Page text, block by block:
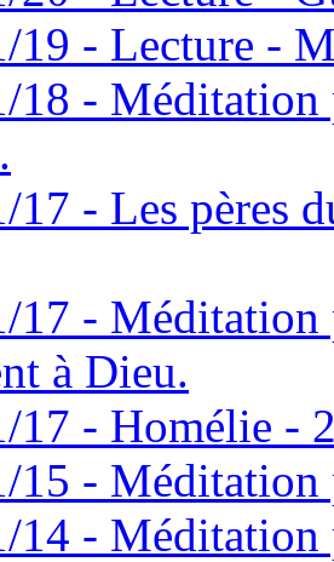
19 - Lecture -
18 - Méditation
17 - Les pères
17 - Méditation
à Dieu.
17 - Homélie -
15 - Méditation
14 - Méditation